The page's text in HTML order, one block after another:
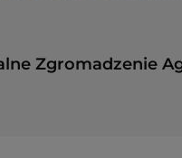
Zgromadzenie